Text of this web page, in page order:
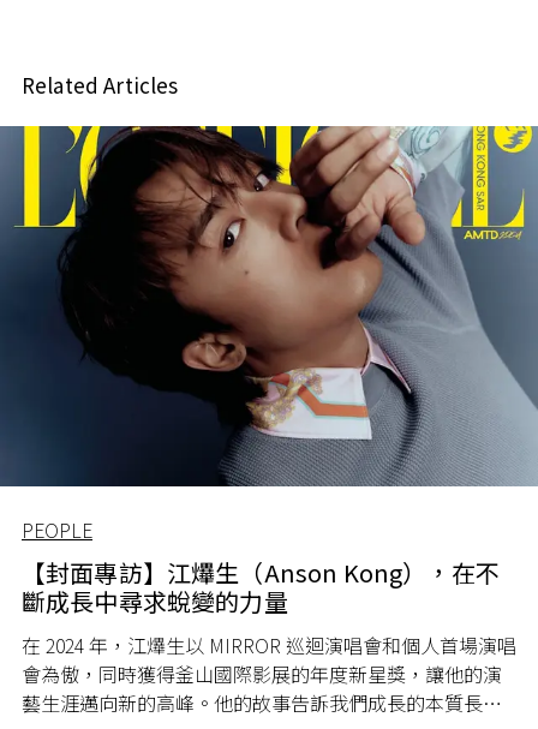
Related Articles
PEOPLE
【封面專訪】江𤒹生（Anson Kong），在不
斷成長中尋求蛻變的力量
在 2024 年，江𤒹生以 MIRROR 巡迴演唱會和個人首場演唱
會為傲，同時獲得釜山國際影展的年度新星獎，讓他的演
藝生涯邁向新的高峰。他的故事告訴我們成長的本質長不